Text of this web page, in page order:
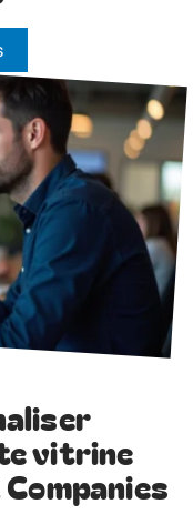
vitrine